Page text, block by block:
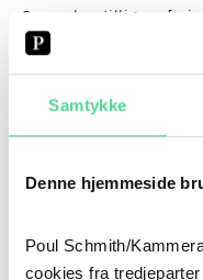
Samtykke
Denne hjemmeside
Poul Schmith/
cookies fra
Sanne har tillige
tilrettelæggelse og
høj grad af løbende
KOMMENDE EVENTS
+1 SE ALLE